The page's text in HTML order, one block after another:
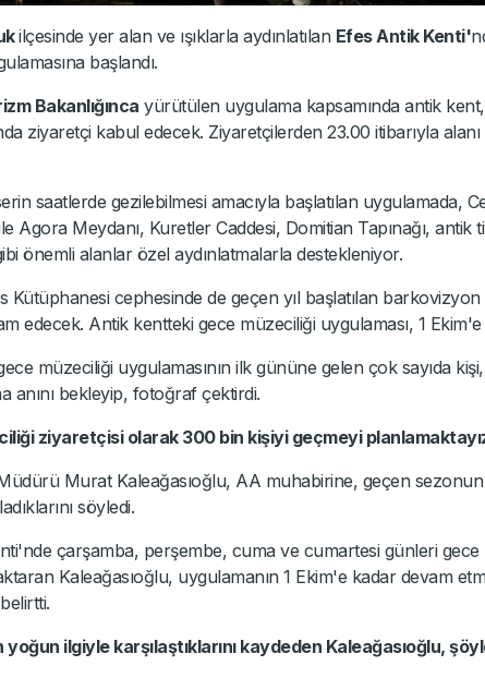
ilçesinde yer alan ve ışıklarla aydınlatılan Efes Antik Kenti'
başlandı.
Bakanlığınca yürütülen uygulama kapsamında antik kent,
ziyaretçi kabul edecek. Ziyaretçilerden 23.00 itibarıyla alanı
saatlerde gezilebilmesi amacıyla başlatılan uygulamada,
Agora Meydanı, Kuretler Caddesi, Domitian Tapınağı, antik
önemli alanlar özel aydınlatmalarla destekleniyor.
Kütüphanesi cephesinde de geçen yıl başlatılan
edecek. Antik kentteki gece müzeciliği uygulaması, 1
müzeciliği uygulamasının ilk gününe gelen çok sayıda
anını bekleyip, fotoğraf çektirdi.
ziyaretçisi olarak 300 bin kişiyi geçmeyi
Murat Kaleağasıoğlu, AA muhabirine, geçen sezonun
söyledi.
çarşamba, perşembe, cuma ve cumartesi günleri gece
Kaleağasıoğlu, uygulamanın 1 Ekim'e kadar devam
yoğun ilgiyle karşılaştıklarını kaydeden Kaleağasıoğlu,